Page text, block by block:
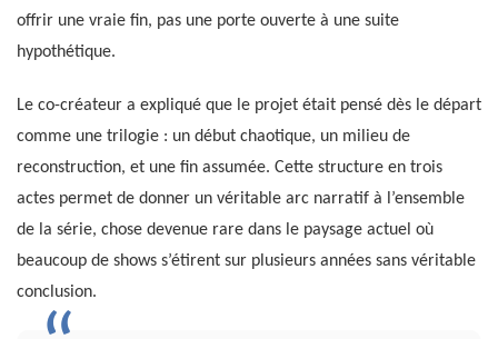
offrir une vraie fin, pas une porte ouverte à une suite
hypothétique.
Le co-créateur a expliqué que le projet était pensé dès le départ
comme une trilogie : un début chaotique, un milieu de
reconstruction, et une fin assumée. Cette structure en trois
actes permet de donner un véritable arc narratif à l’ensemble
de la série, chose devenue rare dans le paysage actuel où
beaucoup de shows s’étirent sur plusieurs années sans véritable
conclusion.